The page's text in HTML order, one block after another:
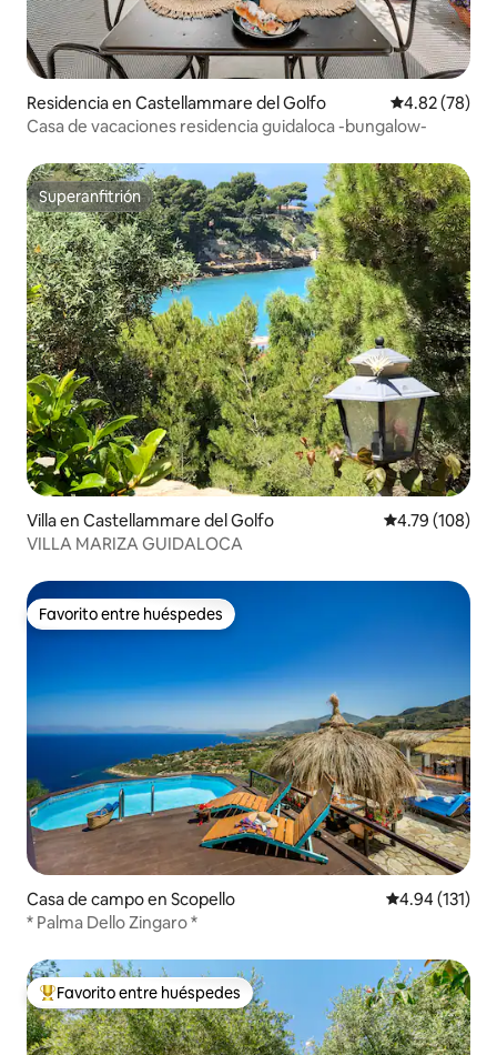
Residencia en Castellammare del Golfo Calificación
4.82 (78)
Casa de vacaciones residencia guidaloca -bungalow-
Superanfitrión
Superanfitrión
Villa en Castellammare del Golfo Calificación
4.79 (108)
VILLA MARIZA GUIDALOCA
Favorito entre huéspedes
Favorito entre huéspedes
Casa de campo en Scopello Calificación
4.94 (131)
* Palma Dello Zingaro *
De los mejores en Favorito entre huéspedes
Favorito entre huéspedes